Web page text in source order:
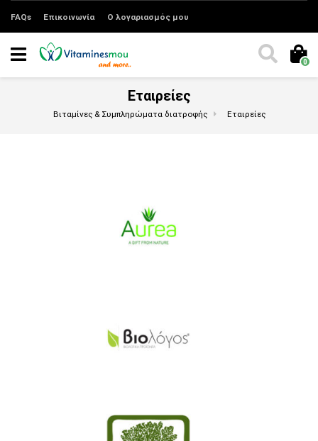
FAQs Επικοινωνία Ο λογαριασμός μου
0
Εταιρείες
Βιταμίνες & Συμπληρώματα διατροφής Εταιρείες